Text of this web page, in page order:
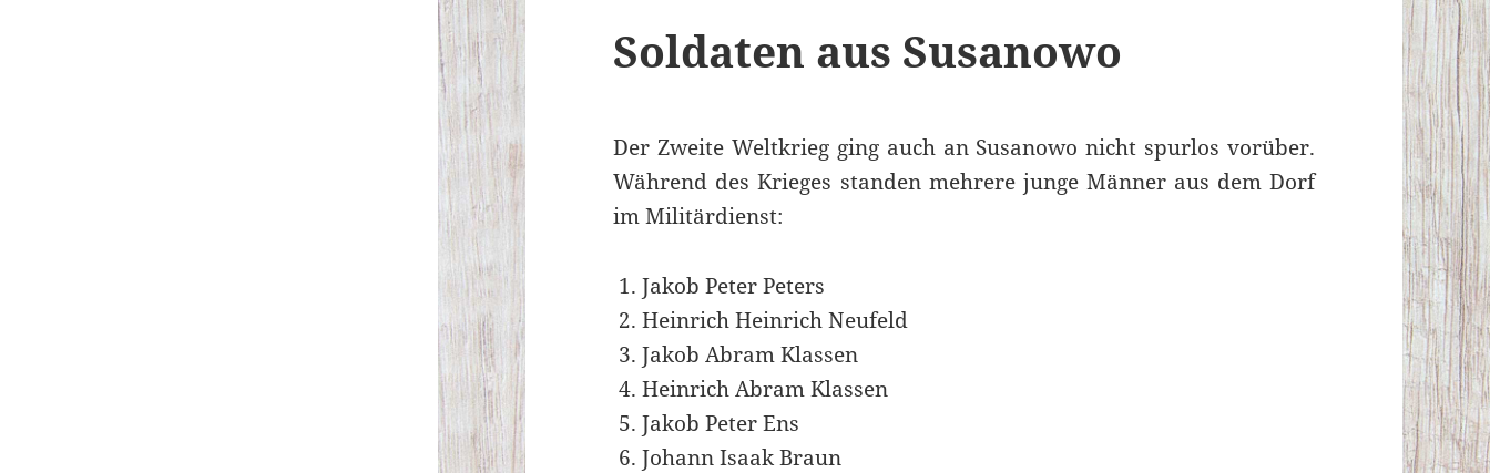
Soldaten aus Susanowo
Der Zweite Weltkrieg ging auch an Susanowo nicht spurlos vorüber.
Während des Krieges standen mehrere junge Männer aus dem Dorf
im Militärdienst:
Jakob Peter Peters
Heinrich Heinrich Neufeld
Jakob Abram Klassen
Heinrich Abram Klassen
Jakob Peter Ens
Johann Isaak Braun